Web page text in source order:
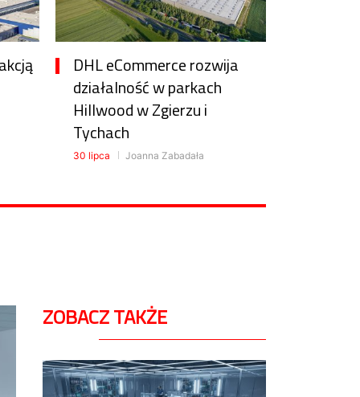
DHL eCommerce rozwija
działalność w parkach
Hillwood w Zgierzu i
Tychach
30 lipca Joanna Zabadała
ZOBACZ TAKŻE